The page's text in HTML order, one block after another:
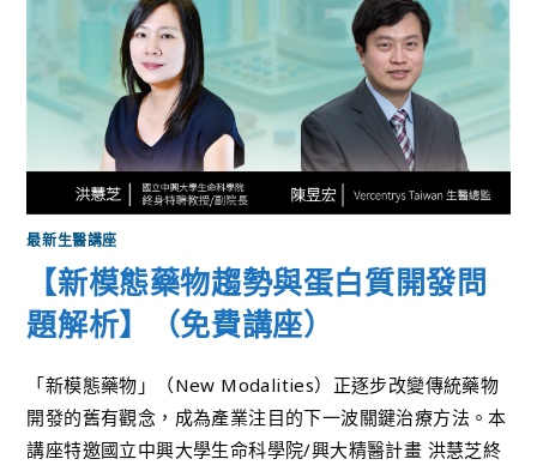
最新生醫講座
【新模態藥物趨勢與蛋白質開發問
題解析】（免費講座）
「新模態藥物」（New Modalities）正逐步改變傳統藥物
開發的舊有觀念，成為產業注目的下一波關鍵治療方法。本
講座特邀國立中興大學生命科學院/興大精醫計畫 洪慧芝終